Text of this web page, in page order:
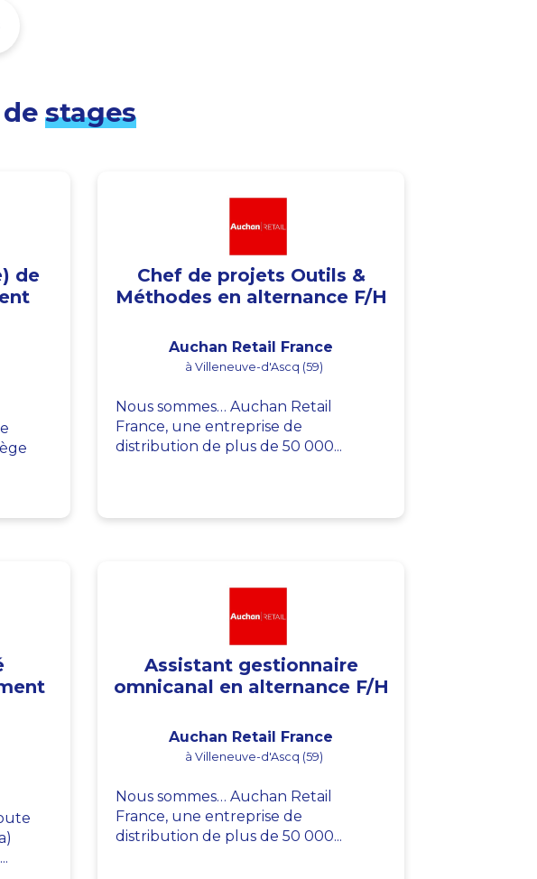
stages
de
Chef de projets Outils &
Méthodes en alternance F/H
Auchan Retail France
à Villeneuve-d'Ascq (59)
Nous sommes… Auchan Retail
France, une entreprise de
distribution de plus de 50 000...
Assistant gestionnaire
omnicanal en alternance F/H
Auchan Retail France
à Villeneuve-d'Ascq (59)
Nous sommes… Auchan Retail
France, une entreprise de
distribution de plus de 50 000...